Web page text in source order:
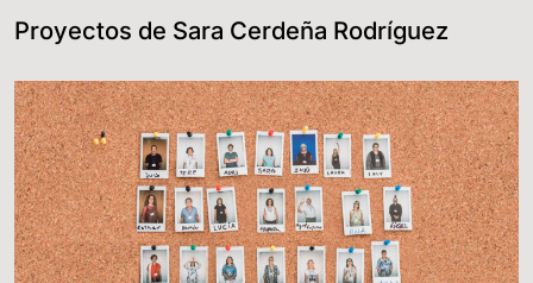
Proyectos de Sara Cerdeña Rodríguez